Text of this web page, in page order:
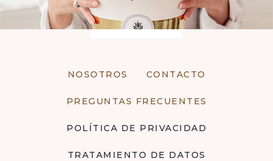
NOSOTROS CONTACTO
PREGUNTAS FRECUENTES
POLÍTICA DE PRIVACIDAD
TRATAMIENTO DE DATOS